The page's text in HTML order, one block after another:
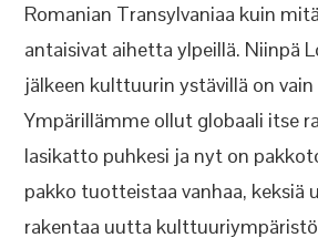
Romanian Transylvaniaa kuin
antaisivat aihetta ylpeillä. Niinpä
jälkeen kulttuurin ystävillä on
Ympärillämme ollut globaali itse
lasikatto puhkesi ja nyt on
pakko tuotteistaa vanhaa, keksiä
rakentaa uutta